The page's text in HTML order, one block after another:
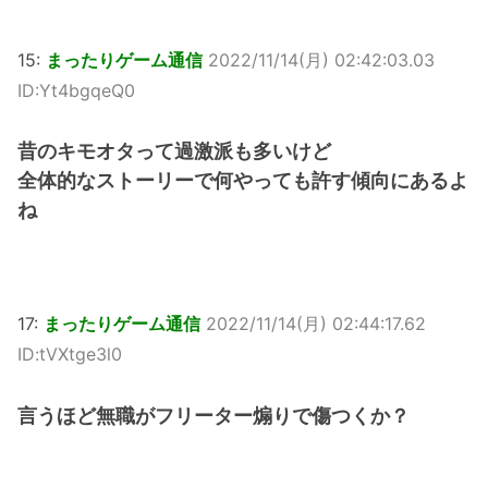
15: まったりゲーム通信 2022/11/14(月) 02:42:03.03
ID:Yt4bgqeQ0
昔のキモオタって過激派も多いけど
全体的なストーリーで何やっても許す傾向にあるよ
ね
17: まったりゲーム通信 2022/11/14(月) 02:44:17.62
ID:tVXtge3l0
言うほど無職がフリーター煽りで傷つくか？